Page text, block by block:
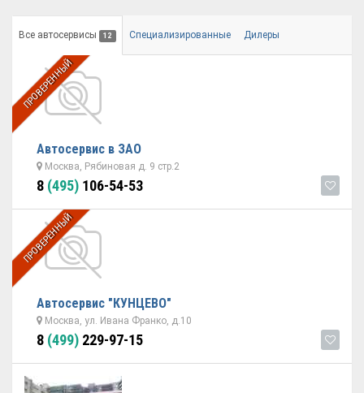
Все автосервисы 12 Специализированные Дилеры
ПРОВЕРЕННЫЙ
Автосервис в ЗАО
Москва, Рябиновая д. 9 стр.2
8 (495) 106-54-53
ПРОВЕРЕННЫЙ
Автосервис "КУНЦЕВО"
Москва, ул. Ивана Франко, д.10
8 (499) 229-97-15